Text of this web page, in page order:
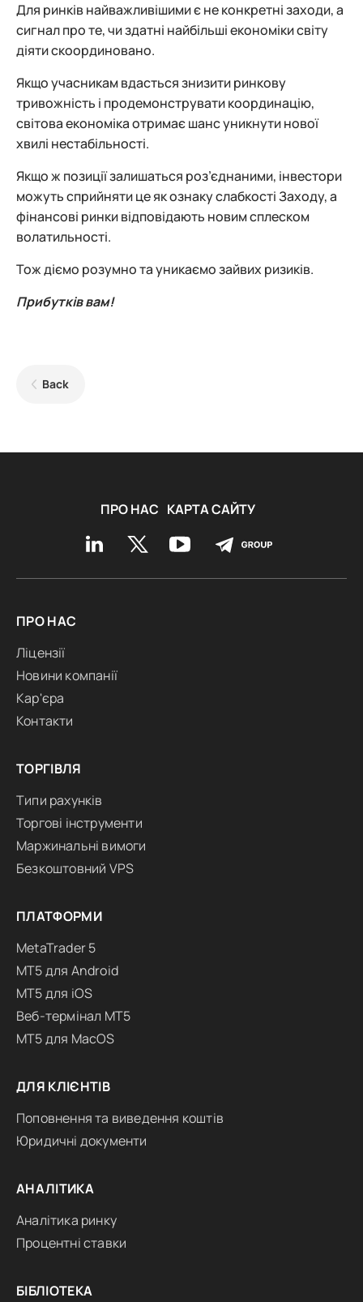
Для ринків найважливішими є не конкретні заходи, а
сигнал про те, чи здатні найбільші економіки світу
діяти скоординовано.
Якщо учасникам вдасться знизити ринкову
тривожність і продемонструвати координацію,
світова економіка отримає шанс уникнути нової
хвилі нестабільності.
Якщо ж позиції залишаться роз’єднаними, інвестори
можуть сприйняти це як ознаку слабкості Заходу, а
фінансові ринки відповідають новим сплеском
волатильності.
Тож діємо розумно та уникаємо зайвих ризиків.
Прибутків вам!
Back
ПРО НАС КАРТА САЙТУ
ПРО НАС
Ліцензії
Новини компанії
Кар'єра
Контакти
ТОРГІВЛЯ
Типи рахунків
Торгові інструменти
Маржинальні вимоги
Безкоштовний VPS
ПЛАТФОРМИ
MetaTrader 5
MT5 для Android
MT5 для iOS
Веб-термінал MT5
MT5 для MacOS
ДЛЯ КЛІЄНТІВ
Поповнення та виведення коштів
Юридичні документи
АНАЛІТИКА
Аналітика ринку
Процентні ставки
БІБЛІОТЕКА